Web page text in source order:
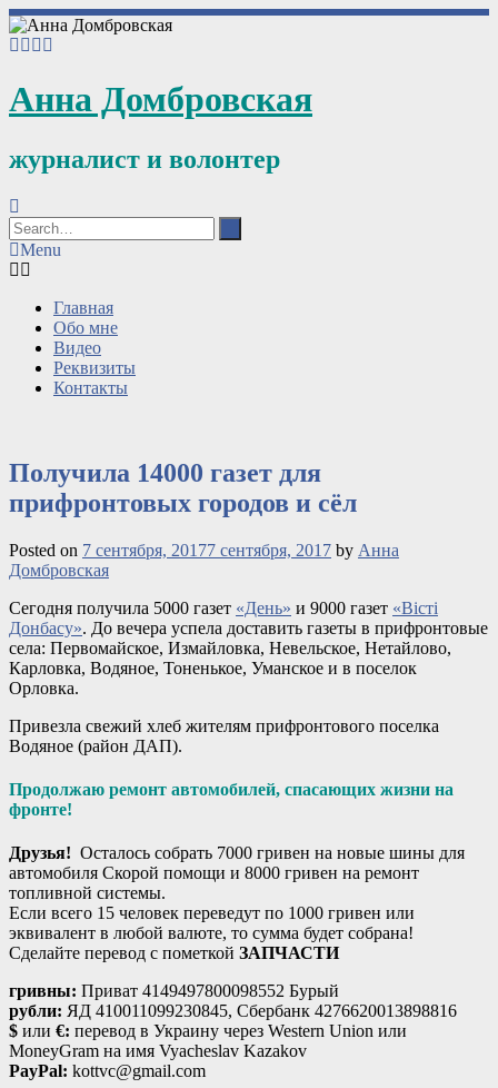
Анна Домбровская
журналист и волонтер
Menu
Главная
Обо мне
Видео
Реквизиты
Контакты
Получила 14000 газет для
прифронтовых городов и сёл
Posted on 7 сентября, 20177 сентября, 2017 by Анна
Домбровская
Сегодня получила 5000 газет «День» и 9000 газет «Вісті
Донбасу». До вечера успела доставить газеты в прифронтовые
села: Первомайское, Измайловка, Невельское, Нетайлово,
Карловка, Водяное, Тоненькое, Уманское и в поселок
Орловка.
Привезла свежий хлеб жителям прифронтового поселка
Водяное (район ДАП).
Продолжаю ремонт автомобилей, спасающих жизни на
фронте!
Друзья! Осталось собрать 7000 гривен на новые шины для
автомобиля Скорой помощи и 8000 гривен на ремонт
топливной системы.
Если всего 15 человек переведут по 1000 гривен или
эквивалент в любой валюте, то сумма будет собрана!
Сделайте перевод с пометкой ЗАПЧАСТИ
гривны: Приват 4149497800098552 Бурый
рубли: ЯД 410011099230845, Сбербанк 4276620013898816
$ или €: перевод в Украину через Western Union или
MoneyGram на имя Vyacheslav Kazakov
PayPal: kottvc@gmail.com